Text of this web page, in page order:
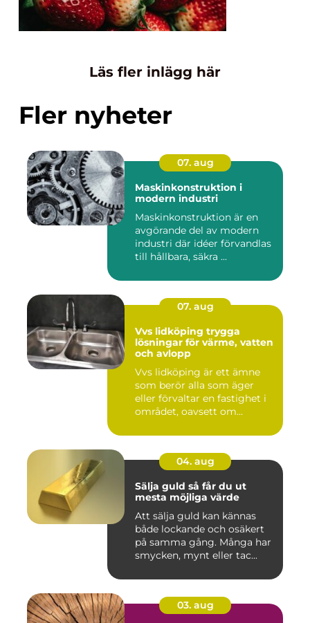
Läs fler inlägg här
Fler nyheter
07. aug
Maskinkonstruktion i
modern industri
Maskinkonstruktion är en
avgörande del av modern
industri där idéer förvandlas
till hållbara, säkra ...
07. aug
Vvs lidköping trygga
lösningar för värme, vatten
och avlopp
Vvs lidköping är ett ämne
som berör alla som äger
eller förvaltar en fastighet i
området, oavsett om...
04. aug
Sälja guld så får du ut
mesta möjliga värde
Att sälja guld kan kännas
både lockande och osäkert
på samma gång. Många har
smycken, mynt eller tac...
03. aug